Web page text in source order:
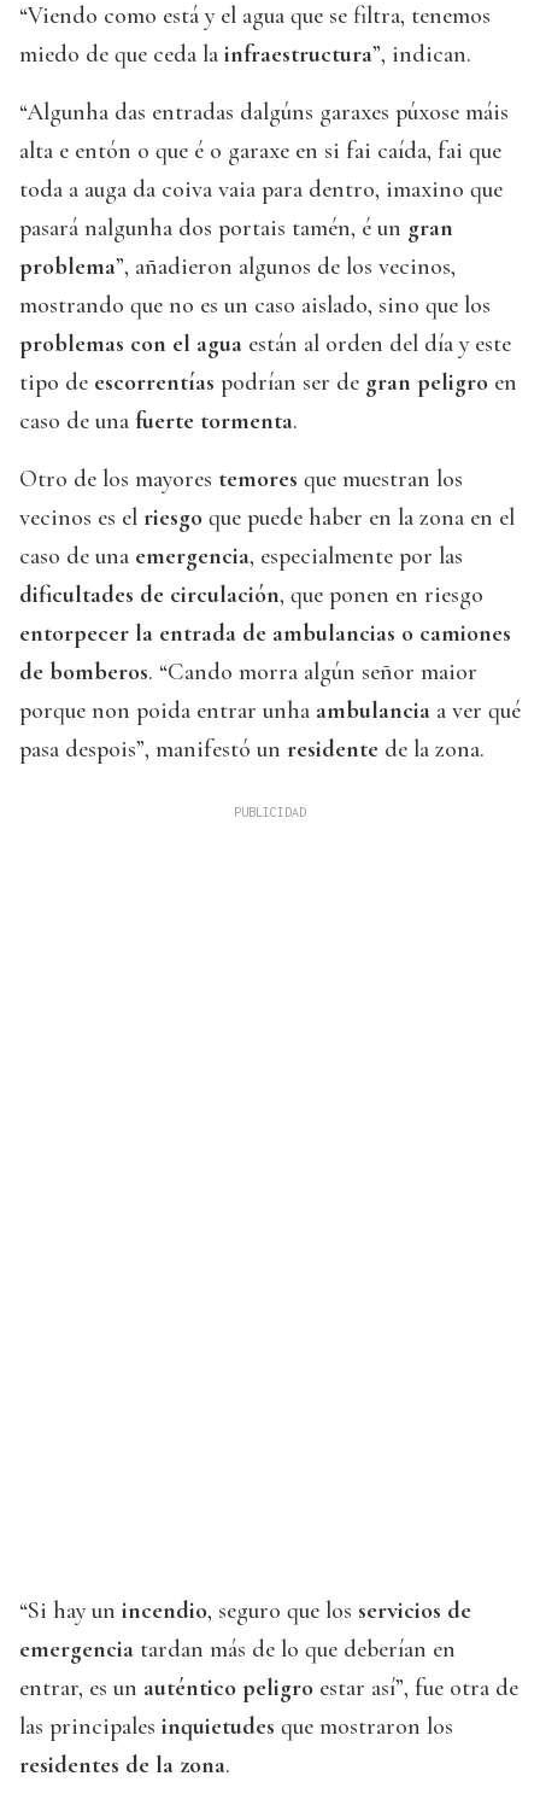
“Viendo como está y el agua que se filtra, tenemos
miedo de que ceda la infraestructura”, indican.
“Algunha das entradas dalgúns garaxes púxose máis
alta e entón o que é o garaxe en si fai caída, fai que
toda a auga da coiva vaia para dentro, imaxino que
pasará nalgunha dos portais tamén, é un gran
problema”, añadieron algunos de los vecinos,
mostrando que no es un caso aislado, sino que los
problemas con el agua están al orden del día y este
tipo de escorrentías podrían ser de gran peligro en
caso de una fuerte tormenta.
Otro de los mayores temores que muestran los
vecinos es el riesgo que puede haber en la zona en el
caso de una emergencia, especialmente por las
dificultades de circulación, que ponen en riesgo
entorpecer la entrada de ambulancias o camiones
de bomberos. “Cando morra algún señor maior
porque non poida entrar unha ambulancia a ver qué
pasa despois”, manifestó un residente de la zona.
“Si hay un incendio, seguro que los servicios de
emergencia tardan más de lo que deberían en
entrar, es un auténtico peligro estar así”, fue otra de
las principales inquietudes que mostraron los
residentes de la zona.